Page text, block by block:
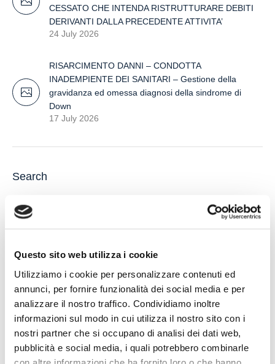
Questo sito web utilizza i cookie
Utilizziamo i cookie per personalizzare contenuti ed
annunci, per fornire funzionalità dei social media e per
analizzare il nostro traffico. Condividiamo inoltre
informazioni sul modo in cui utilizza il nostro sito con i
nostri partner che si occupano di analisi dei dati web,
pubblicità e social media, i quali potrebbero combinarle
CESSATO CHE INTENDA RISTRUTTURARE DEBITI
DERIVANTI DALLA PRECEDENTE ATTIVITA’
24 July 2026
RISARCIMENTO DANNI – CONDOTTA
INADEMPIENTE DEI SANITARI – Gestione della
gravidanza ed omessa diagnosi della sindrome di
Down
17 July 2026
Search
Recent Posts
IL DDL S.1595: NUOVE REGOLE SULLA CHIUSURA DEI
CONTI CORRENTI E SULL’EVENTUALE RIFIUTO DI
APERTURA DI NUOVI RAPPORTI BANCARI